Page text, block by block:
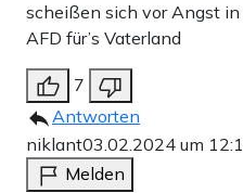
scheißen sich vor Angst in
AFD für’s Vaterland
7
Antworten
niklant03.02.2024 um
Melden